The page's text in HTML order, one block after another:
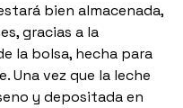
bien almacenada,
gracias a la
la bolsa, hecha para
Una vez que la leche
y depositada en